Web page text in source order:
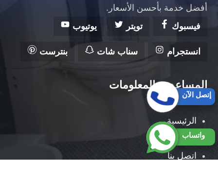
أفضل خدمة بأحسن الأسعار.
فيسبوك
تويتر يوتيوب
انستجرام سناب شات بنترست
المساعدة والمعلومات
الرئيسية
من نحن
اتصل بنا
واتساب
إتصل الآن